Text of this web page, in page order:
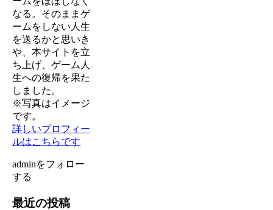
なる。そのままゲ
ームをしない人生
を送るかと思いき
や、本サイトを立
ち上げ、ゲーム人
生への復帰を果た
しました。
※写真はイメージ
です。
詳しいプロフィー
ルはこちらです
adminをフォロー
する
最近の投稿